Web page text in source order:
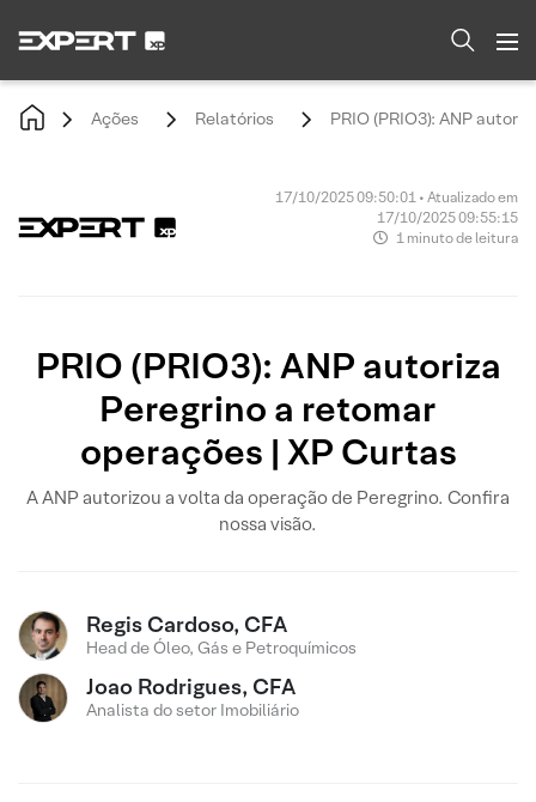
Ações Relatórios PRIO (PRIO3): ANP
17/10/2025 09:50:01 • Atualizado em
17/10/2025 09:55:15
1 minuto de leitura
PRIO (PRIO3): ANP autoriza
Peregrino a retomar
operações | XP Curtas
A ANP autorizou a volta da operação de Peregrino. Confira
nossa visão.
Regis Cardoso, CFA
Head de Óleo, Gás e Petroquímicos
Joao Rodrigues, CFA
Analista do setor Imobiliário